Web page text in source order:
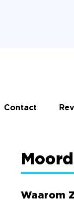
Contact
Waarom